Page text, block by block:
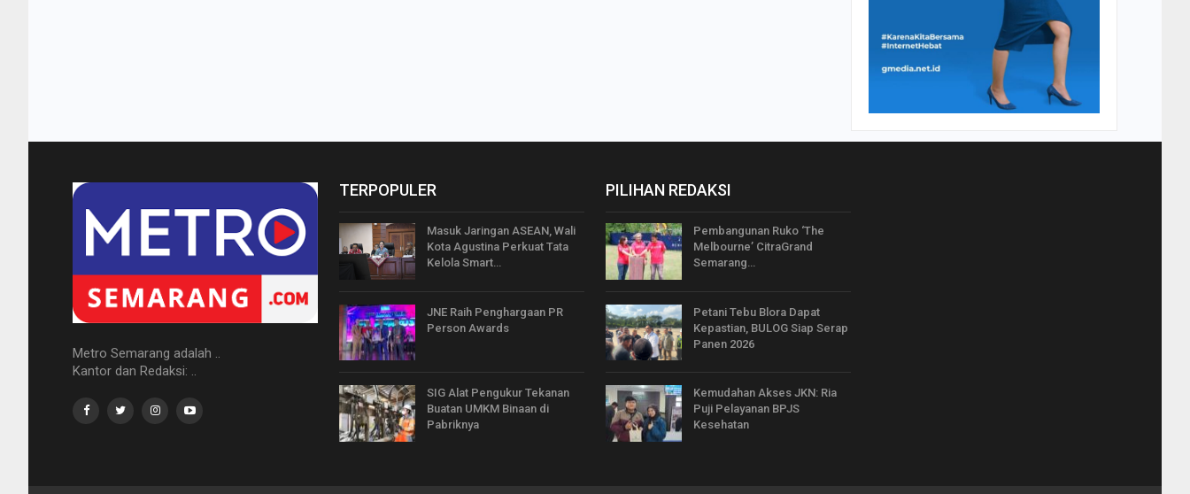
Metro Semarang adalah ..
Kantor dan Redaksi: ..
TERPOPULER
Masuk Jaringan ASEAN, Wali
Kota Agustina Perkuat Tata
Kelola Smart…
JNE Raih Penghargaan PR
Person Awards
SIG Alat Pengukur Tekanan
Buatan UMKM Binaan di
Pabriknya
PILIHAN REDAKSI
Pembangunan Ruko ‘The
Melbourne’ CitraGrand
Semarang…
Petani Tebu Blora Dapat
Kepastian, BULOG Siap Serap
Panen 2026
Kemudahan Akses JKN: Ria
Puji Pelayanan BPJS
Kesehatan